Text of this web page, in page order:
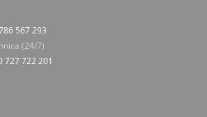
567 293
(24/7)
722 201